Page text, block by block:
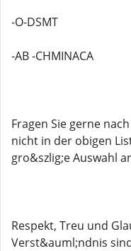
-O-DSMT
-AB -CHMINACA
Fragen Sie gerne
nicht in der obigen
gro&szlig;e Auswahl
Respekt, Treu und
Verst&auml;ndnis